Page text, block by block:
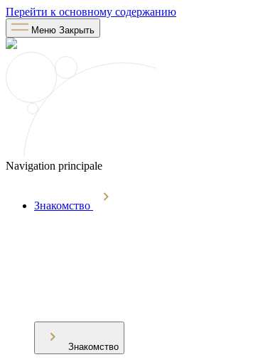
Перейти к основному содержанию
Меню Закрыть
Navigation principale
Знакомство
Знакомство